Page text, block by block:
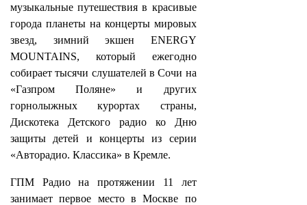
музыкальные путешествия в красивые
города планеты на концерты мировых
звезд, зимний экшен ENERGY
MOUNTAINS, который ежегодно
собирает тысячи слушателей в Сочи на
«Газпром Поляне» и других
горнолыжных курортах страны,
Дискотека Детского радио ко Дню
защиты детей и концерты из серии
«Авторадио. Классика» в Кремле.
ГПМ Радио на протяжении 11 лет
занимает первое место в Москве по